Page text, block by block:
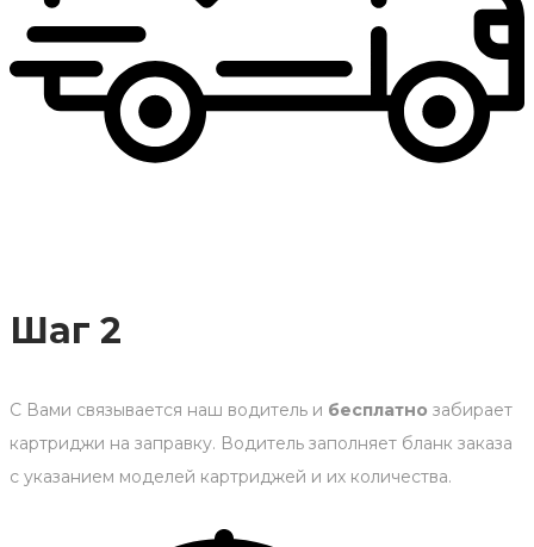
Шаг 2
С Вами связывается наш водитель и бесплатно забирает
картриджи на заправку. Водитель заполняет бланк заказа
с указанием моделей картриджей и их количества.